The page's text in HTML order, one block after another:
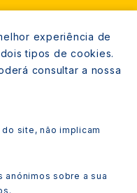
fixa)
experiência de
tipos de cookies.
consultar a nossa
site, não implicam
anónimos sobre a sua